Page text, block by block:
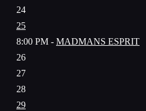
24
25
8:00 PM - MADMANS ESPRIT
26
27
28
29